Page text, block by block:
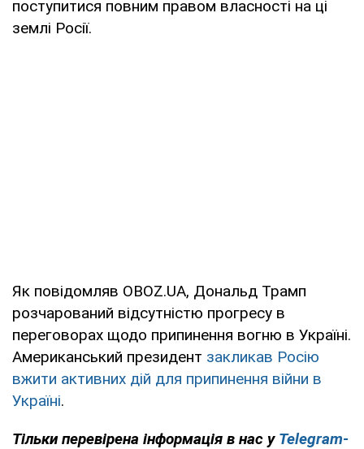
поступитися повним правом власності на ці
землі Росії.
Як повідомляв OBOZ.UA, Дональд Трамп
розчарований відсутністю прогресу в
переговорах щодо припинення вогню в Україні.
Американський президент закликав Росію
вжити активних дій для припинення війни в
Україні.
Тільки перевірена інформація в нас у Telegram-